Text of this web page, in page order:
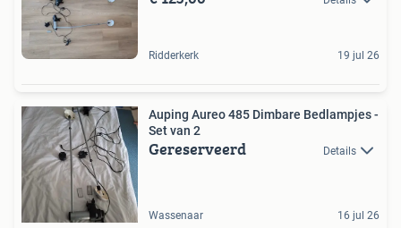
Ridderkerk 19 jul 26
Auping Aureo 485 Dimbare Bedlampjes -
Set van 2
Gereserveerd Details
Wassenaar 16 jul 26